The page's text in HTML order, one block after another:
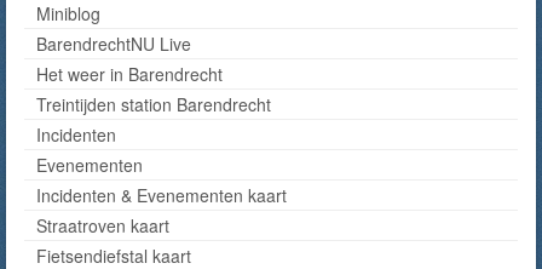
Miniblog
BarendrechtNU Live
Het weer in Barendrecht
Treintijden station Barendrecht
Incidenten
Evenementen
Incidenten & Evenementen kaart
Straatroven kaart
Fietsendiefstal kaart